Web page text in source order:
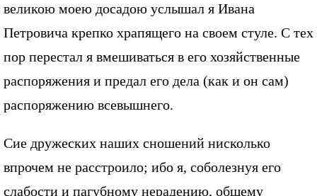
великою моею досадою услышал я Ивана
Петровича крепко храпящего на своем стуле. С тех
пор перестал я вмешиваться в его хозяйственные
распоряжения и предал его дела (как и он сам)
распоряжению всевышнего.
Сие дружеских наших сношений нисколько
впрочем не расстроило; ибо я, соболезнуя его
слабости и пагубному нерадению, общему